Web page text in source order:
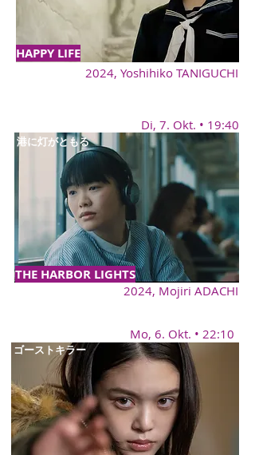
HAPPY LIFE
2024, Yoshihiko TANIGUCHI
Di, 7. Okt. • 19:40
港に灯がともる
THE HARBOR LIGHTS
2024, Mojiri ADACHI
Mo, 6. Okt. • 22:10
ゴーストキラー